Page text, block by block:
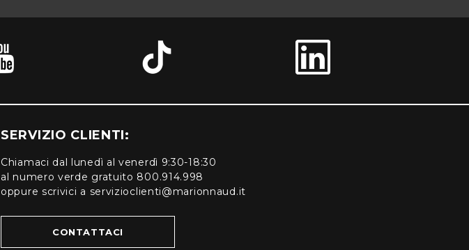
SERVIZIO CLIENTI:
Chiamaci dal lunedì al venerdì 9:30-18:30
al numero verde gratuito 800.914.998
oppure scrivici a servizioclienti@marionnaud.it
CONTATTACI